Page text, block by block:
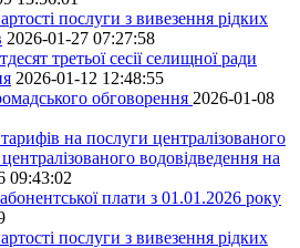
послуги з вивезення рідких
2026-01-27 07:27:58
третьої сесії селищної ради
2026-01-12 12:48:55
обговорення 2026-01-08
на послуги централізованого
водовідведення на
09:43:02
плати з 01.01.2026 року
послуги з вивезення рідких